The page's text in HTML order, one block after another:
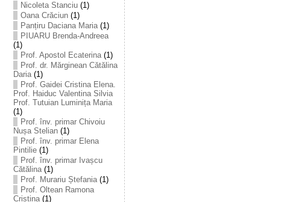
Nicoleta Stanciu(1)
Oana Crăciun(1)
Panțiru Daciana Maria(1)
PIUARU Brenda-Andreea
(1)
Prof. Apostol Ecaterina(1)
Prof. dr. Mărginean Cătălina
Daria(1)
Prof. Gaidei Cristina Elena.
Prof. Haiduc Valentina Silvia
Prof. Tutuian Luminița Maria
(1)
Prof. înv. primar Chivoiu
Nușa Stelian(1)
Prof. înv. primar Elena
Pintilie(1)
Prof. înv. primar Ivașcu
Cătălina(1)
Prof. Murariu Ștefania(1)
Prof. Oltean Ramona
Cristina(1)